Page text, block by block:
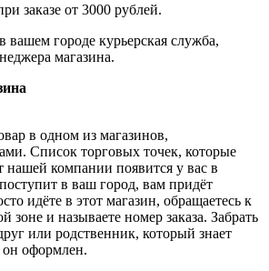
заказе от 3000 рублей.
вашем городе курьерская служба,
магазина.
в одном из магазинов,
Список торговых точек, которые
нашей компании появится у вас в
в ваш город, вам придёт
идёте в этот магазин, обращаетесь к
зоне и называете номер заказа. Забрать
или родственник, который знает
оформлен.